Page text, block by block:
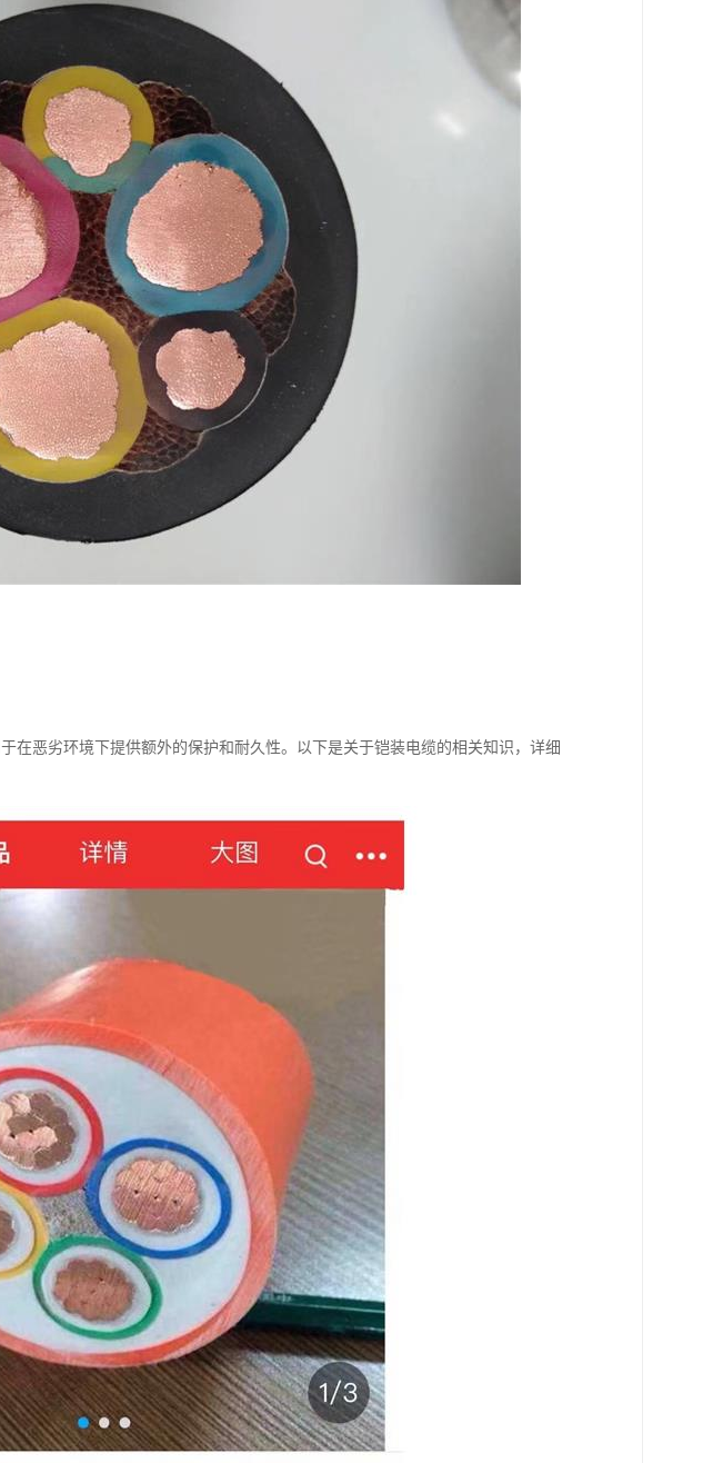
在恶劣环境下提供额外的保护和耐久性。以下是关于铠装电缆的相关知识，详细